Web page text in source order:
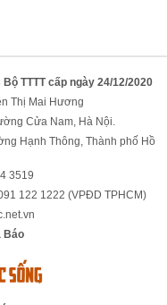
TTTT cấp ngày 24/12/2020
Thị Mai Hương
Cửa Nam, Hà Nội.
Hạnh Thông, Thành phố Hồ
3519
122 1222 (VPĐD TPHCM)
Báo